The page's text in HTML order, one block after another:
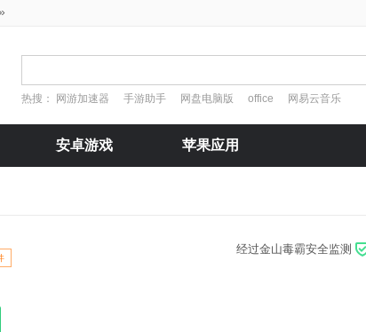
热搜： 网游加速器 手游助手 网盘电脑版 office 网易云音乐
安卓游戏 苹果应用
经过金山毒霸安全监测